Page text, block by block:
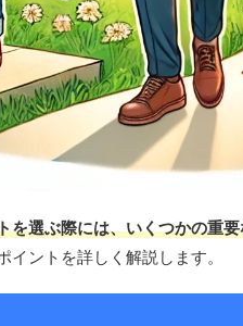
を選ぶ際には、いくつかの重
イントを詳しく解説します。